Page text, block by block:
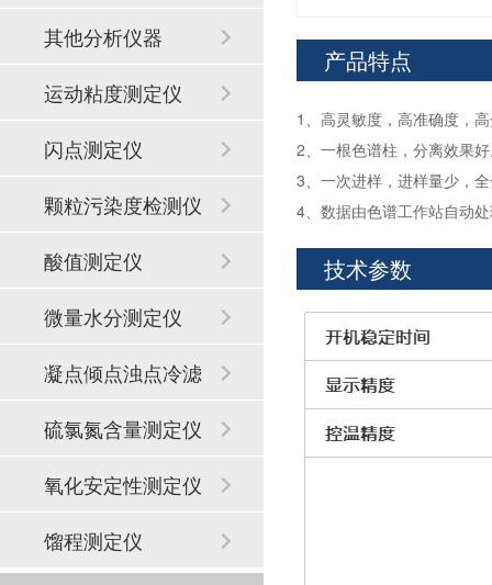
产品特点
1、高灵敏度，高准确度，
2、一根色谱柱，分离效果
3、一次进样，进样量少，
4、数据由色谱工作站自动
技术参数
器
其他分析仪器
运动粘度测定仪
闪点测定仪
颗粒污染度检测仪
酸值测定仪
微量水分测定仪
凝点倾点浊点冷滤
点
硫氯氮含量测定仪
氧化安定性测定仪
馏程测定仪